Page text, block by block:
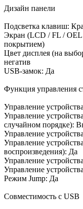
Дизайн панели
Подсветка клавиш:
Экран (LCD / FL /
покрытием)
Цвет дисплея (на
негатив
USB-замок: Да
Функция управления
Управление
Управление
случайном порядке):
Управление
Управление
воспроизведения): Да
Управление
Управление
Режим Jump: Да
Совместимость с USB